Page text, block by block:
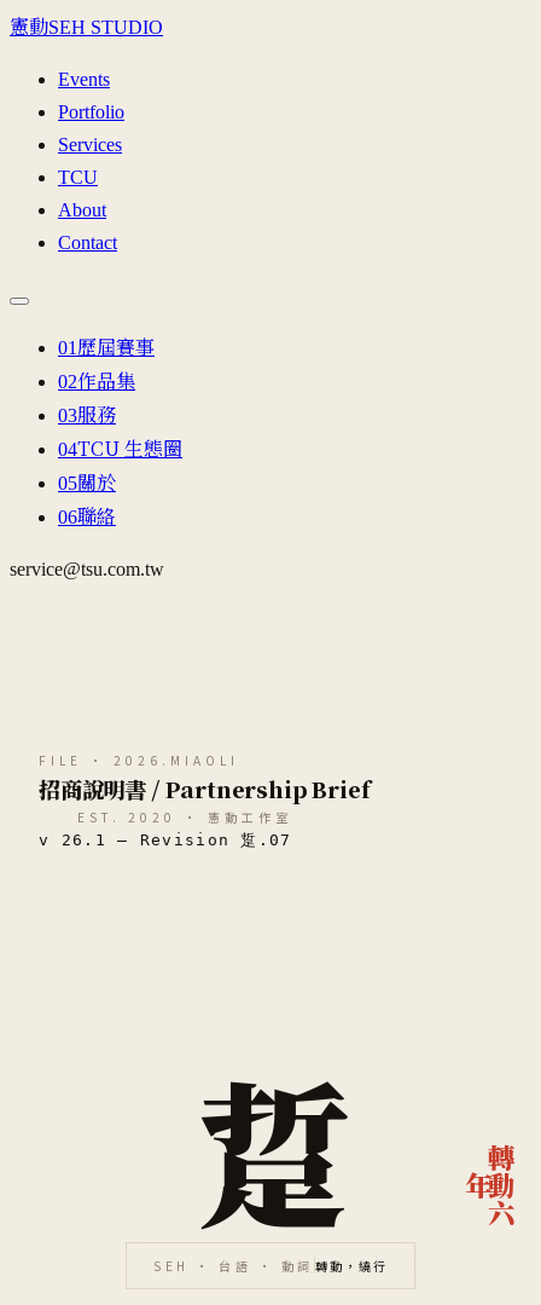
憲動SEH STUDIO
Events
Portfolio
Services
TCU
About
Contact
01 歷屆賽事
02作品集
03服務
04TCU 生態圈
05關於
06聯絡
service@tsu.com.tw
FILE · 2026.MIAOLI
招商說明書 / Partnership Brief
EST. 2020 · 憲動工作室
v 26.1 — Revision 踅.07
踅 轉
動六
年
SEH · 台語 · 動詞 轉動，繞行